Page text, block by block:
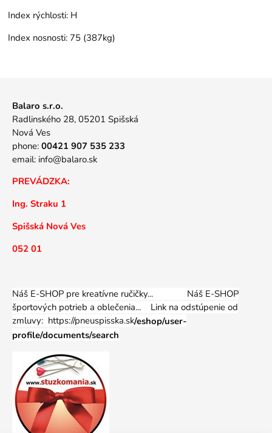
Index rýchlosti: H
Index nosnosti: 75 (387kg)
Balaro s.r.o.
Radlinského 28, 05201 Spišská
Nová Ves
phone: 00421 907 535 233
email: info@balaro.sk
PREVÁDZKA:
Ing. Straku 1
Spišská Nová Ves
052 01
Náš E-SHOP pre kreatívne ručičky... Náš E-SHOP
športových potrieb a oblečenia... Link na odstúpenie od
zmluvy: https://pneuspisska.sk/eshop/user-
profile/documents/search